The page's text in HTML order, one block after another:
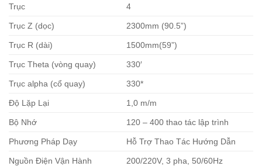
Trục 4
Trục Z (dọc) 2300mm (90.5”)
Trục R (dài) 1500mm(59”)
Trục Theta (vòng quay) 330′
Trục alpha (cổ quay) 330*
Độ Lặp Lại 1,0 m/m
Bộ Nhớ 120 – 400 thao tác lập trình
Phương Pháp Dạy Hỗ Trợ Thao Tác Hướng Dẫn
Nguồn Điện Vận Hành 200/220V, 3 pha, 50/60Hz